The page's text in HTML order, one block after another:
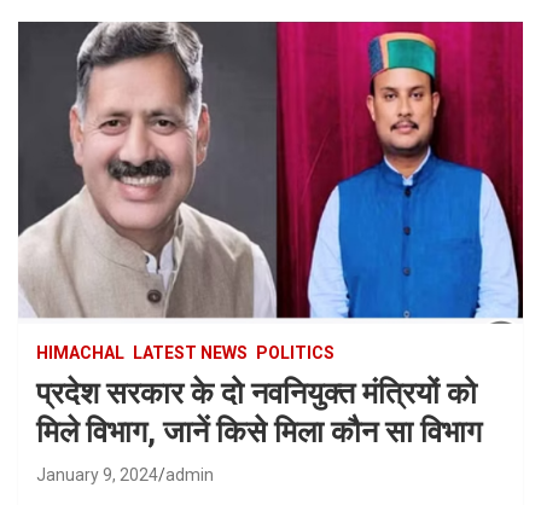
HIMACHAL LATEST NEWS POLITICS
प्रदेश सरकार के दो नवनियुक्त मंत्रियों को
मिले विभाग, जानें किसे मिला कौन सा विभाग
January 9, 2024 admin